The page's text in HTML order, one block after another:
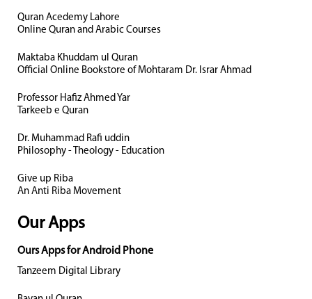
Quran Acedemy Lahore
Online Quran and Arabic Courses
Maktaba Khuddam ul Quran
Official Online Bookstore of Mohtaram Dr. Israr Ahmad
Professor Hafiz Ahmed Yar
Tarkeeb e Quran
Dr. Muhammad Rafi uddin
Philosophy - Theology - Education
Give up Riba
An Anti Riba Movement
Our Apps
Ours Apps for Android Phone
Tanzeem Digital Library